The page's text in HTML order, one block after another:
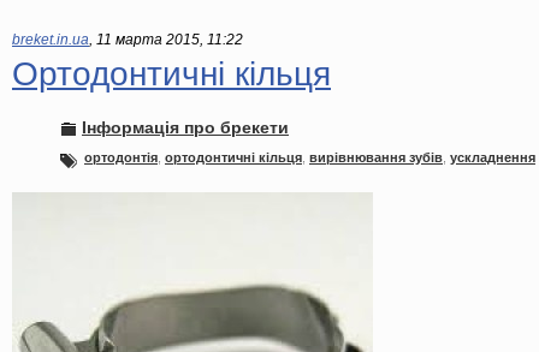
breket.in.ua, 11 марта 2015, 11:22
Ортодонтичні кільця
Інформація про брекети
ортодонтія ортодонтичні кільця вирівнювання зубів ускладнення